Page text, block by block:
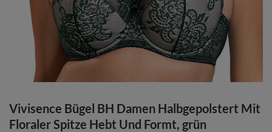
Vivisence Bügel BH Damen Halbgepolstert Mit
Floraler Spitze Hebt Und Formt, grün